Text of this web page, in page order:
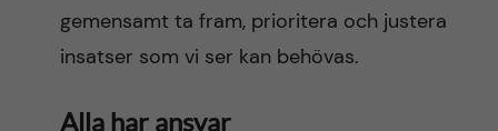
gemensamt ta fram, prioritera och justera
insatser som vi ser kan behövas.
Alla har ansvar